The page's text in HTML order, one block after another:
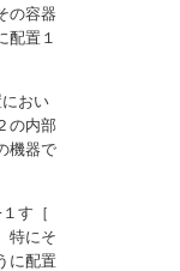
の容器
配置１
おい
の内部
機器で
す［
特にそ
に配置